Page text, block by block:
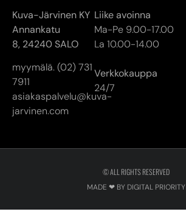
Kuva-Järvinen KY
Annankatu
8, 24240 SALO
myymälä. (02) 731
7911
asiakaspalvelu@kuva-
jarvinen.com
Liike avoinna
Ma-Pe 9.00-17.00
La 10.00-14.00
Verkkokauppa
24/7
© ALL RIGHTS RESERVED
MADE ❤ BY DIGITAL PRIORITY